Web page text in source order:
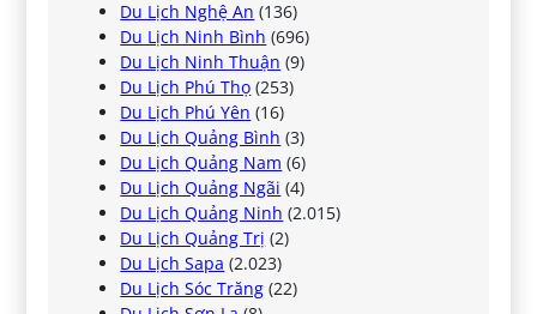
Du Lịch Nghệ An (136)
Du Lịch Ninh Bình (696)
Du Lịch Ninh Thuận (9)
Du Lịch Phú Thọ (253)
Du Lịch Phú Yên (16)
Du Lịch Quảng Bình (3)
Du Lịch Quảng Nam (6)
Du Lịch Quảng Ngãi (4)
Du Lịch Quảng Ninh (2.015)
Du Lịch Quảng Trị (2)
Du Lịch Sapa (2.023)
Du Lịch Sóc Trăng (22)